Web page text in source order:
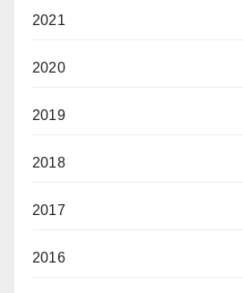
2021
2020
2019
2018
2017
2016